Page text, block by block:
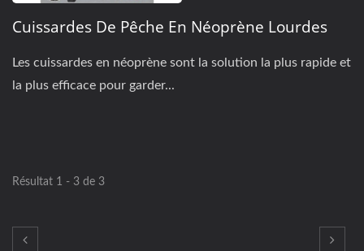
Cuissardes De Pêche En Néoprène Lourdes
Les cuissardes en néoprène sont la solution la plus rapide et
la plus efficace pour garder...
Résultat 1 - 3 de 3